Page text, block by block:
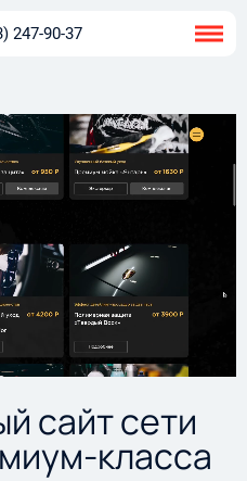
247-90-37
сайт сети
класса